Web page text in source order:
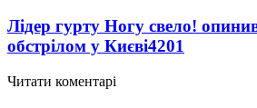
Лідер гурту Ногу свело!
обстрілом у Києві4201
Читати коментарі